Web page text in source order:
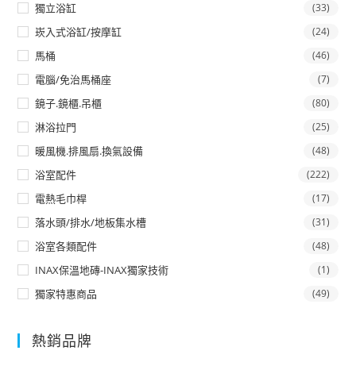
獨立浴缸 (33)
崁入式浴缸/按摩缸 (24)
馬桶 (46)
電腦/免治馬桶座 (7)
鏡子.鏡櫃.吊櫃 (80)
淋浴拉門 (25)
暖風機.排風扇.換氣設備 (48)
浴室配件 (222)
電熱毛巾桿 (17)
落水頭/排水/地板集水槽 (31)
浴室各類配件 (48)
INAX保溫地磚-INAX獨家技術 (1)
獨家特惠商品 (49)
熱銷品牌